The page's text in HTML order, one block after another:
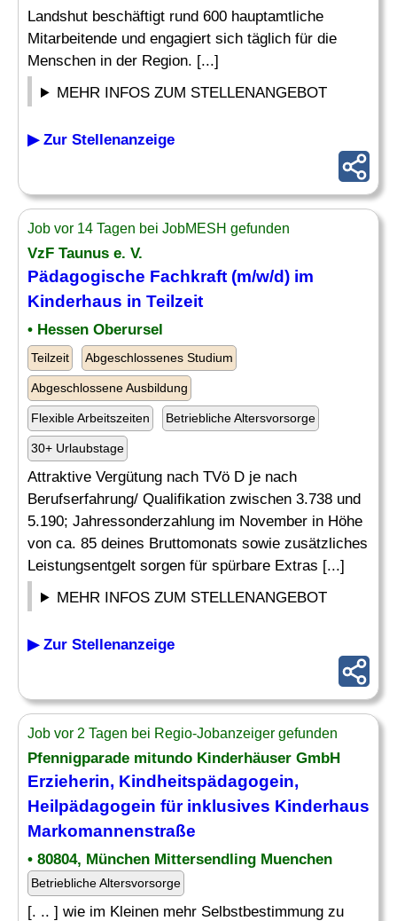
Landshut beschäftigt rund 600 hauptamtliche
Mitarbeitende und engagiert sich täglich für die
Menschen in der Region. [...]
MEHR INFOS ZUM STELLENANGEBOT
▶ Zur Stellenanzeige
Job vor 14 Tagen bei JobMESH gefunden
VzF Taunus e. V.
Pädagogische Fachkraft (m/w/d) im
Kinderhaus in Teilzeit
• Hessen Oberursel
Teilzeit Abgeschlossenes Studium
Abgeschlossene Ausbildung
Flexible Arbeitszeiten Betriebliche Altersvorsorge
30+ Urlaubstage
Attraktive Vergütung nach TVö D je nach
Berufserfahrung/ Qualifikation zwischen 3.738 und
5.190; Jahressonderzahlung im November in Höhe
von ca. 85 deines Bruttomonats sowie zusätzliches
Leistungsentgelt sorgen für spürbare Extras [...]
MEHR INFOS ZUM STELLENANGEBOT
▶ Zur Stellenanzeige
Job vor 2 Tagen bei Regio-Jobanzeiger gefunden
Pfennigparade mitundo Kinderhäuser GmbH
Erzieherin, Kindheitspädagogein,
Heilpädagogein für inklusives Kinderhaus
Markomannenstraße
• 80804, München Mittersendling Muenchen
Betriebliche Altersvorsorge
[. .. ] wie im Kleinen mehr Selbstbestimmung zu